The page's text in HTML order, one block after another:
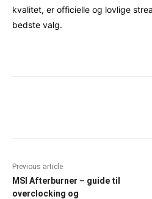
kvalitet, er officielle og lovlige
bedste valg.
Previous article
MSI Afterburner – guide til
overclocking og